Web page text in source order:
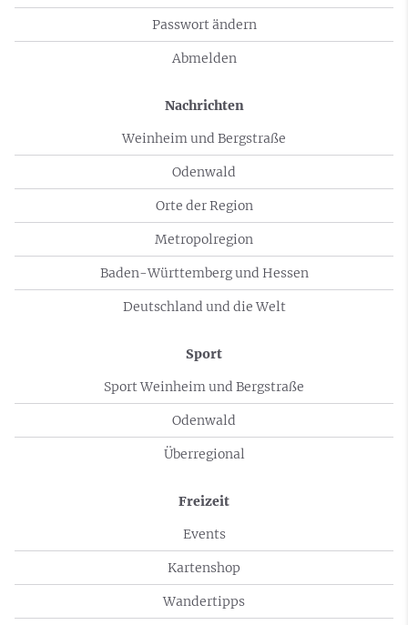
Passwort ändern
Abmelden
Nachrichten
Weinheim und Bergstraße
Odenwald
Orte der Region
Metropolregion
Baden-Württemberg und Hessen
Deutschland und die Welt
Sport
Sport Weinheim und Bergstraße
Odenwald
Überregional
Freizeit
Events
Kartenshop
Wandertipps